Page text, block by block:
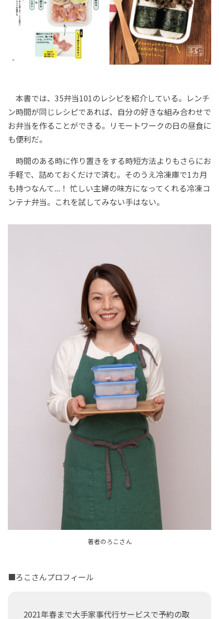
本書では、35弁当101のレシピを紹介している。レンチ
ン時間が同じレシピであれば、自分の好きな組み合わせで
お弁当を作ることができる。リモートワークの日の昼食に
も便利だ。
時間のある時に作り置きをする時短方法よりもさらにお
手軽で、詰めておくだけで済む。そのうえ冷凍庫で1カ月
も持つなんて...！ 忙しい主婦の味方になってくれる冷凍コ
ンテナ弁当。これを試してみない手はない。
著者のろこさん
■ろこさんプロフィール
2021年春まで大手家事代行サービスで予約の取